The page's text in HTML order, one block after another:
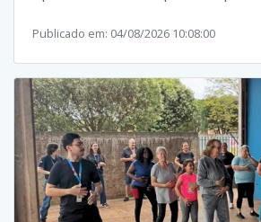
Publicado em: 04/08/2026 10:08:00